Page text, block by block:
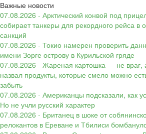
Важные новости
07.08.2026 - Арктический конвой под
собирает танкеры для рекордного рейса в
санкций
07.08.2026 - Токио намерен проверить
имени Зорге острову в Курильской гряде
07.08.2026 - Жареная картошка — не враг,
назвал продукты, которые смело можно
забыть
07.08.2026 - Американцы подсказали, как
Но не учли русский характер
07.08.2026 - Британец в шоке от
релокантов в Ереване и Тбилиси